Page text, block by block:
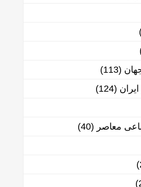
(113)
(124)
معاصر (40)